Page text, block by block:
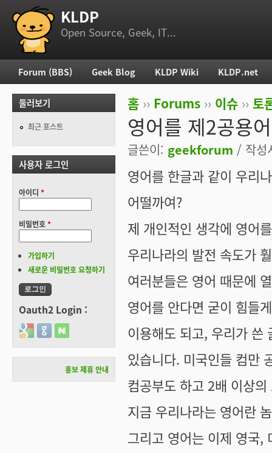
부 메뉴 KLDP
Open Source, Geek, IT...
현재 위치
홈 ›› Forums ›› 이슈 ›› 토
영어를 제2공용
글쓴이: geekforum / 작성
영어를 한글과 같이 우리
어떨까여?
제 개인적인 생각에 영어
우리나라의 발전 속도가
여러분들은 영어 때문에
영어를 안다면 굳이 힘들
이용해도 되고, 우리가 쓴
있습니다. 미국인들 컴만
컴공부도 하고 2배 이상
지금 우리나라는 영어란
그리고 영어는 이제 영국,
주 메뉴
Forum (BBS) Geek Blog KLDP Wiki KLDP.net
둘러보기
최근 포스트
사용자 로그인
아이디 *
비밀번호*
가입하기
새로운 비밀번호 요청하기
Oauth2 Login :
Login with Google
Login with GitHub
Login with Naver
홍보 제휴 안내